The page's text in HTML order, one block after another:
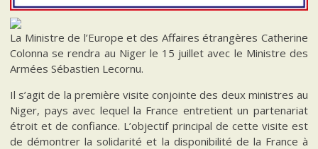
La Ministre de l’Europe et des Affaires étrangères Catherine
Colonna se rendra au Niger le 15 juillet avec le Ministre des
Armées Sébastien Lecornu.
Il s’agit de la première visite conjointe des deux ministres au
Niger, pays avec lequel la France entretient un partenariat
étroit et de confiance. L’objectif principal de cette visite est
de démontrer la solidarité et la disponibilité de la France à